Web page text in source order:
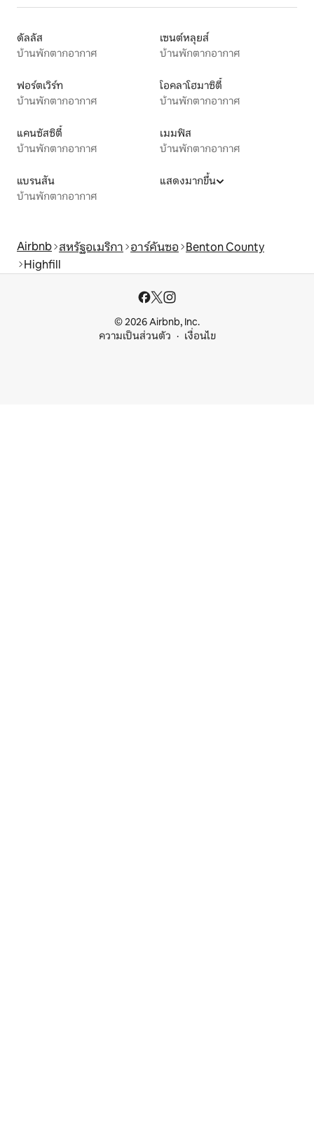
ดัลลัส
บ้านพักตากอากาศ
เซนต์หลุยส์
บ้านพักตากอากาศ
ฟอร์ตเวิร์ท
บ้านพักตากอากาศ
โอคลาโฮมาซิตี้
บ้านพักตากอากาศ
แคนซัสซิตี้
บ้านพักตากอากาศ
เมมฟิส
บ้านพักตากอากาศ
แบรนสัน
บ้านพักตากอากาศ
แสดงมากขึ้น
Airbnb สหรัฐอเมริกา อาร์คันซอ Benton County
Highfill
© 2026 Airbnb, Inc.
ความเป็นส่วนตัว
เงื่อนไข